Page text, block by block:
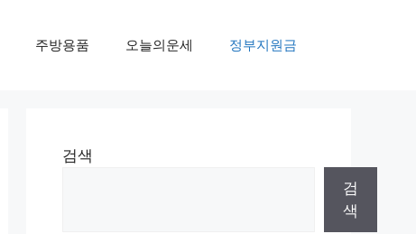
주방용품 오늘의운세 정부지원금
검색
검
색